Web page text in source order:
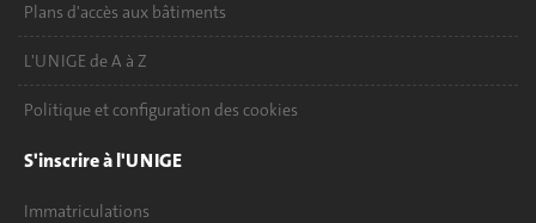
Plans d'accès aux bâtiments
L'UNIGE de A à Z
Politique et configuration des cookies
S'inscrire à l'UNIGE
Immatriculations